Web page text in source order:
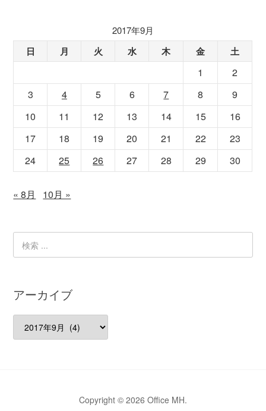
2017年9月
日 月 火 水 木 金 土
1
2
3
4 5 6 7 8
9
10
11 12 13 14 15
16
17
18 19 20 21 22
23
24
25 26 27 28 29 30
« 8月 10月 »
アーカイブ
ー
Copyright © 2026 Office MH.